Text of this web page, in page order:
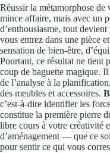
Réussir la métamorphose de
mince affaire, mais avec un
d’enthousiasme, tout
vous entrez dans une pièce
sensation de bien-être,
Pourtant, ce résultat ne tient
coup de baguette magique. Il
de l’analyse à la
des meubles et accessoires.
c’est-à-dire identifier les
constitue la première pierre
libre cours à votre créativité
d’aménagement — que ce
pour sentir ce qui vous